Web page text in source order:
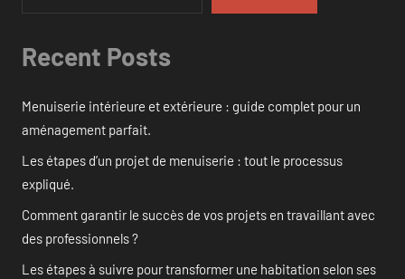
Recent Posts
Menuiserie intérieure et extérieure : guide complet pour un
aménagement parfait.
Les étapes d’un projet de menuiserie : tout le processus
expliqué.
Comment garantir le succès de vos projets en travaillant avec
des professionnels ?
Les étapes à suivre pour transformer une habitation selon ses